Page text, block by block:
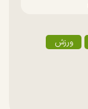
ورزش